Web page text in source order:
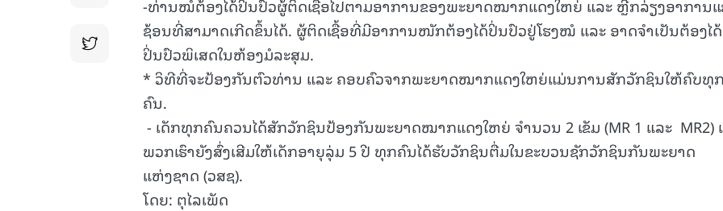
-ທ່ານໝໍຕ້ອງໄດ້ປິ່ນປົວຜູ້ຕິດເຊື້ອໄປຕາມອາການຂອງພະຍາດໝາກແດງໃຫຍ່ ແລະ ຫຼີກລ່ຽງອາການ
ຊ້ອນທີ່ສາມາດເກີດຂຶ້ນໄດ້. ຜູ້ຕິດເຊື້ອທີ່ມີອາການໜັກຕ້ອງໄດ້ປິ່ນປົວຢູ່ໂຮງໝໍ ແລະ ອາດຈໍາເປັນຕ້ອງໄດ້
ປິ່ນປົວພິເສດໃນຫ້ອງມໍລະສຸມ.
* ວິທີທີ່ຈະປ້ອງກັນຕົວທ່ານ ແລະ ຄອບຄົວຈາກພະຍາດໝາກແດງໃຫຍ່ແມ່ນການສັກວັກຊິນໃຫ້ຄົບທຸກ
ຄົນ.
- ເດັກທຸກຄົນຄວນໄດ້ສັກວັກຊິນປ້ອງກັນພະຍາດໝາກແດງໃຫຍ່ ຈຳນວນ 2 ເຂັມ (MR 1 ແລະ MR2)
ພວກເຮົາຍັງສົ່ງເສີມໃຫ້ເດັກອາຍຸລຸ່ມ 5 ປີ ທຸກຄົນໄດ້ຮັບວັກຊິນຕື່ມໃນຂະບວນຊັກວັກຊິນກັນພະຍາດ
ແຫ່ງຊາດ (ວສຊ).
ໂດຍ: ຕຸໄລເພັດ